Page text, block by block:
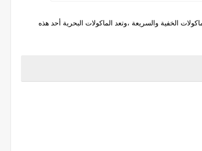
الخفية والسريعة ،وتعد الماكولات البحرية أحد هذه